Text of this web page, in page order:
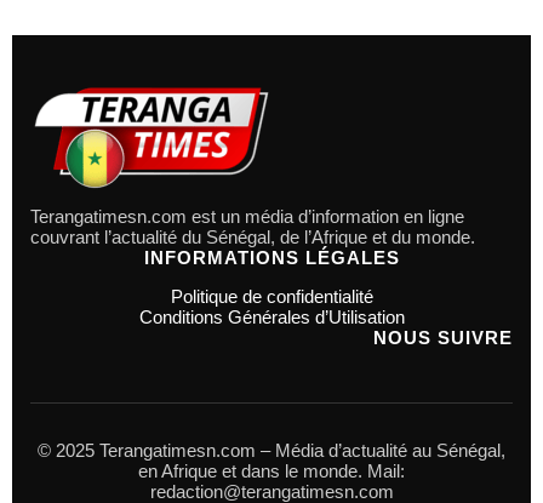
Terangatimesn.com est un média d’information en ligne
couvrant l’actualité du Sénégal, de l’Afrique et du monde.
INFORMATIONS LÉGALES
Politique de confidentialité
Conditions Générales d’Utilisation
NOUS SUIVRE
© 2025 Terangatimesn.com – Média d’actualité au Sénégal,
en Afrique et dans le monde. Mail:
redaction@terangatimesn.com